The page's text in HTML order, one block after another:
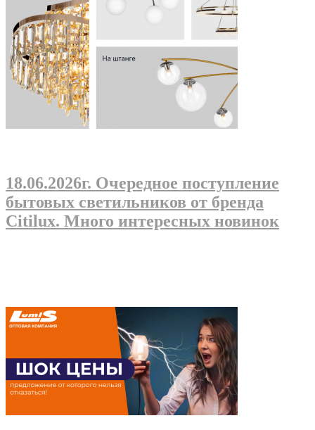
18.06.2026г. Очередное поступление
бытовых светильников от бренда
Citilux. Много интересных новинок